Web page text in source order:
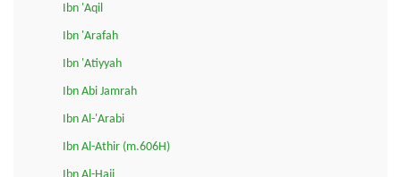
Ibn 'Aqil
Ibn 'Arafah
Ibn 'Atiyyah
Ibn Abi Jamrah
Ibn Al-'Arabi
Ibn Al-Athir (m.606H)